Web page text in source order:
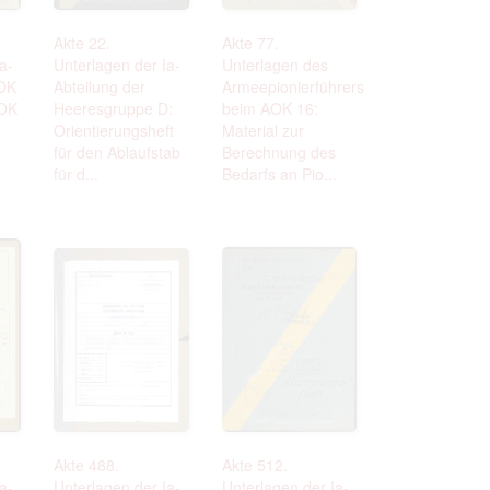
to copying,
are not subject
(with regard to
in the narrow
subject to
of handling
in this
Akte 22.
Unterlagen der Ia-
Abteilung der
Heeresgruppe D:
Orientierungsheft
für den Ablaufstab
für d...
Akte 77.
Unterlagen des
Armeepionierführers
beim AOK 16:
Material zur
Berechnung des
Bedarfs an Pio...
Akte 488.
Akte 512.